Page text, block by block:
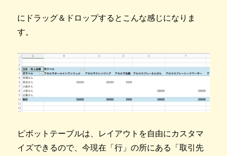
にドラッグ＆ドロップするとこんな感じになりま
す。
ピボットテーブルは、レイアウトを自由にカスタマ
イズできるので、今現在「行」の所にある「取引先